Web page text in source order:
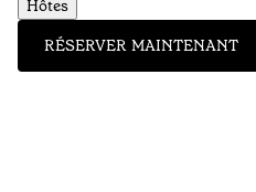
Hôtes
RÉSERVER MAINTENANT